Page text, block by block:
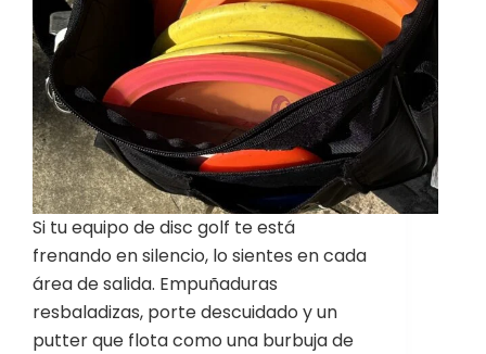
Si tu equipo de disc golf te está
frenando en silencio, lo sientes en cada
área de salida. Empuñaduras
resbaladizas, porte descuidado y un
putter que flota como una burbuja de